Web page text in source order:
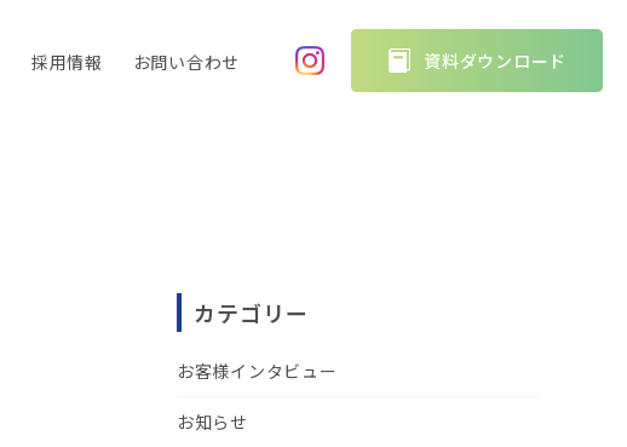
採用情報 お問い合わせ 資料ダウンロード
お知らせ
カテゴリー
お客様インタビュー
お知らせ